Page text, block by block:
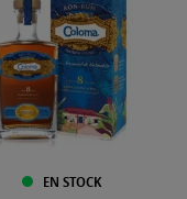
EN STOCK